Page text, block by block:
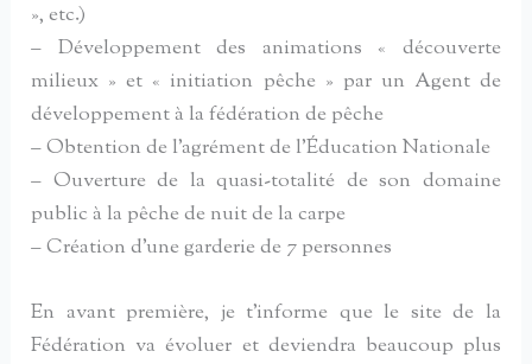
», etc.)
– Développement des animations « découverte
milieux » et « initiation pêche » par un Agent de
développement à la fédération de pêche
– Obtention de l’agrément de l’Éducation Nationale
– Ouverture de la quasi-totalité de son domaine
public à la pêche de nuit de la carpe
– Création d’une garderie de 7 personnes
En avant première, je t’informe que le site de la
Fédération va évoluer et deviendra beaucoup plus